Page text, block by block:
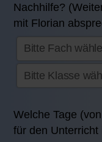
Nachhilfe?
mit Florian
Welche Tage
für den Unterricht